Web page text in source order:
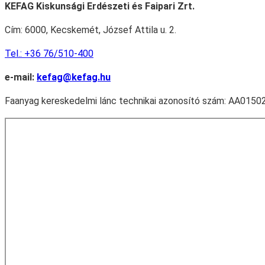
KEFAG Kiskunsági Erdészeti és Faipari Zrt.
Cím: 6000, Kecskemét, József Attila u. 2.
Tel.: +36 76/510-400
e-mail: kefag@kefag.hu
Faanyag kereskedelmi lánc technikai azonosító szám: